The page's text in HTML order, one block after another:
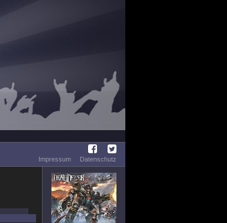
Impressum
Datenschutz